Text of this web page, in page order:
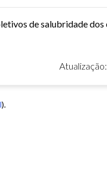
Atualização:
).